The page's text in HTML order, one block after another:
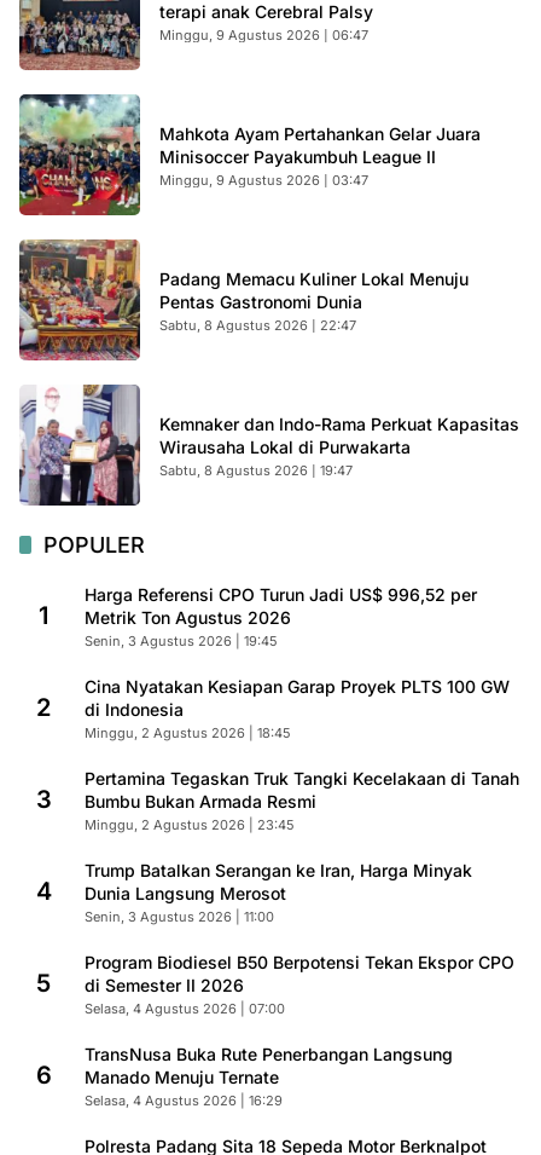
terapi anak Cerebral Palsy
Minggu, 9 Agustus 2026 | 06:47
Mahkota Ayam Pertahankan Gelar Juara
Minisoccer Payakumbuh League II
Minggu, 9 Agustus 2026 | 03:47
Padang Memacu Kuliner Lokal Menuju
Pentas Gastronomi Dunia
Sabtu, 8 Agustus 2026 | 22:47
Kemnaker dan Indo-Rama Perkuat Kapasitas
Wirausaha Lokal di Purwakarta
Sabtu, 8 Agustus 2026 | 19:47
POPULER
1
Harga Referensi CPO Turun Jadi US$ 996,52 per
Metrik Ton Agustus 2026
Senin, 3 Agustus 2026 | 19:45
2
Cina Nyatakan Kesiapan Garap Proyek PLTS 100 GW
di Indonesia
Minggu, 2 Agustus 2026 | 18:45
3
Pertamina Tegaskan Truk Tangki Kecelakaan di Tanah
Bumbu Bukan Armada Resmi
Minggu, 2 Agustus 2026 | 23:45
4
Trump Batalkan Serangan ke Iran, Harga Minyak
Dunia Langsung Merosot
Senin, 3 Agustus 2026 | 11:00
5
Program Biodiesel B50 Berpotensi Tekan Ekspor CPO
di Semester II 2026
Selasa, 4 Agustus 2026 | 07:00
6
TransNusa Buka Rute Penerbangan Langsung
Manado Menuju Ternate
Selasa, 4 Agustus 2026 | 16:29
Polresta Padang Sita 18 Sepeda Motor Berknalpot